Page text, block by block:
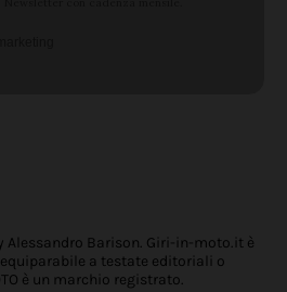
Alessandro Barison. Giri-in-moto.it è
a testate editoriali o
è un marchio registrato.